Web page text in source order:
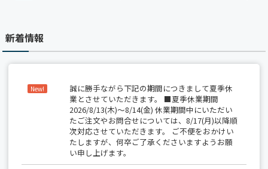
新着情報
New!
誠に勝手ながら下記の期間につきまして夏季休
業とさせていただきます。 ■夏季休業期間
2026/8/13(木)～8/14(金) 休業期間中にいただい
たご注文やお問合せについては、8/17(月)以降順
次対応させていただきます。 ご不便をおかけい
たしますが、何卒ご了承くださいますようお願
い申し上げます。